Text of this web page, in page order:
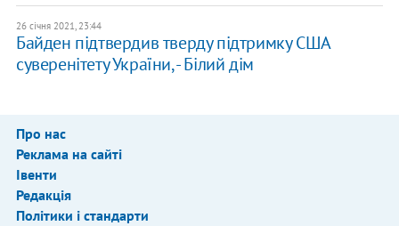
26 січня 2021, 23:44
Байден підтвердив тверду підтримку США
суверенітету України, - Білий дім
Про нас
Реклама на сайті
Івенти
Редакція
Політики і стандарти